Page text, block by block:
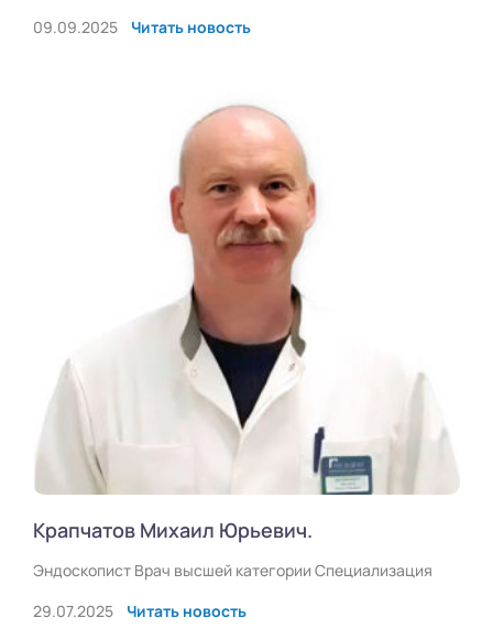
09.09.2025 Читать новость
Крапчатов Михаил Юрьевич.
Эндоскопист Врач высшей категории Специализация
29.07.2025
Читать новость